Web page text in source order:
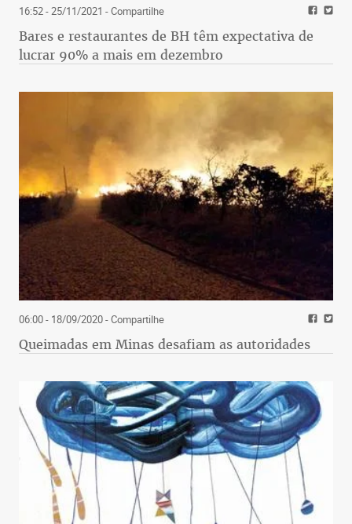
16:52 - 25/11/2021 - Compartilhe
Bares e restaurantes de BH têm expectativa de
lucrar 90% a mais em dezembro
06:00 - 18/09/2020- Compartilhe
Queimadas em Minas desafiam as autoridades